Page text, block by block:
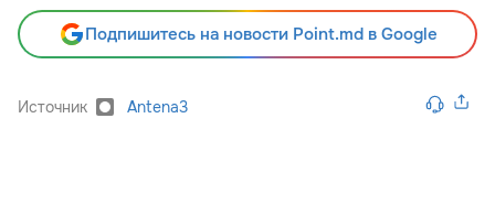
Подпишитесь на новости Point.md в Google
Источник Antena3